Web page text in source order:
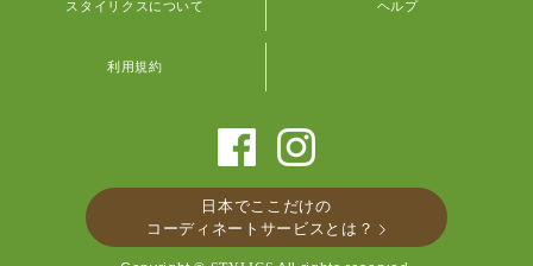
日本でここだけの
コーディネートサービスとは？
スタイリクスについて ヘルプ
利用規約